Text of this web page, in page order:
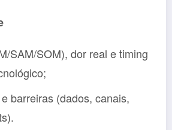
SAM/SOM), dor real e timing
barreiras (dados, canais,